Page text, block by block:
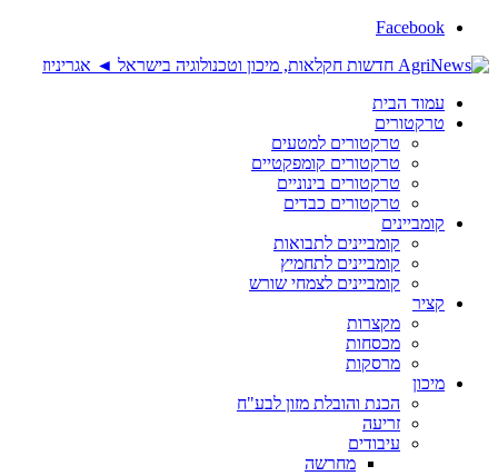
Facebook
עמוד הבית
טרקטורים
טרקטורים למטעים
טרקטורים קומפקטיים
טרקטורים בינוניים
טרקטורים כבדים
קומביינים
קומביינים לתבואות
קומביינים לתחמיץ
קומביינים לצמחי שורש
קציר
מקצרות
מכסחות
מרסקות
מיכון
הכנת והובלת מזון לבע"ח
זריעה
עיבודים
מחרשה